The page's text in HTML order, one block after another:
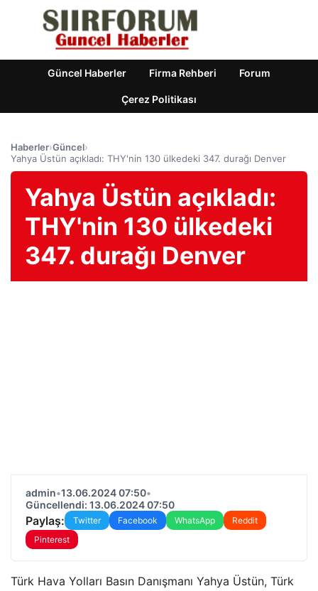
Güncel Haberler Firma Rehberi Forum
Çerez Politikası
Haberler›Güncel›
Yahya Üstün açıkladı: THY'nin 130 ülkedeki 347. durağı Denver
Yahya Üstün açıkladı:
THY'nin 130 ülkedeki
347. durağı Denver
admin•13.06.2024 07:50•
Güncellendi: 13.06.2024 07:50
Paylaş: Twitter Facebook WhatsApp
Reddit
Pinterest
Türk Hava Yolları Basın Danışmanı Yahya Üstün, Türk